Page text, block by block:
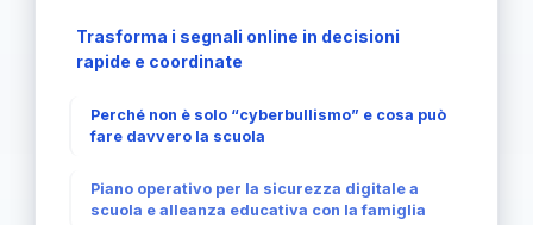
Trasforma i segnali online in decisioni
rapide e coordinate
Perché non è solo “cyberbullismo” e cosa può
fare davvero la scuola
Piano operativo per la sicurezza digitale a
scuola e alleanza educativa con la famiglia